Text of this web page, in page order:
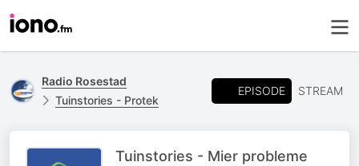
Radio Rosestad
Tuinstories - Protek
EPISODE STREAM
Tuinstories - Mier probleme